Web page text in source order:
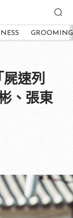
GROOMING
屍速列
、張東